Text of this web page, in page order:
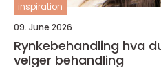
inspiration
09. June 2026
Rynkebehandling hva du bør vite før du
velger behandling